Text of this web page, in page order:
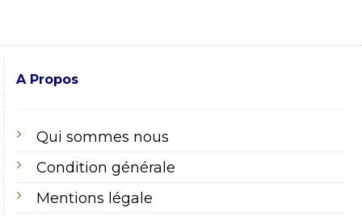
A Propos
Qui sommes nous
Condition générale
Mentions légale